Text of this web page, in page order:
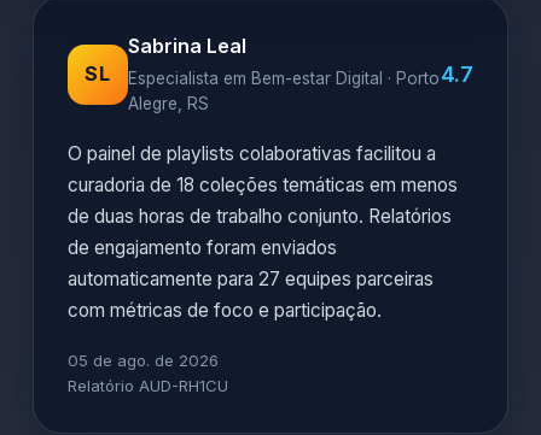
SL
Sabrina Leal
Especialista em Bem-estar Digital · Porto
Alegre, RS
4.7
O painel de playlists colaborativas facilitou a
curadoria de 18 coleções temáticas em menos
de duas horas de trabalho conjunto. Relatórios
de engajamento foram enviados
automaticamente para 27 equipes parceiras
com métricas de foco e participação.
05 de ago. de 2026
Relatório AUD-RH1CU